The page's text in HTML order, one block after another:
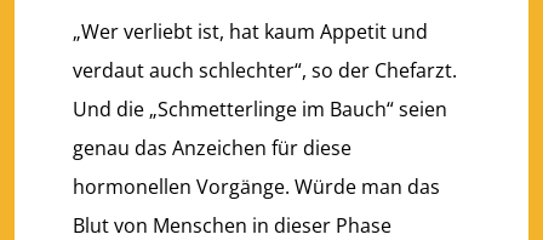
„Wer verliebt ist, hat kaum Appetit und
verdaut auch schlechter“, so der Chefarzt.
Und die „Schmetterlinge im Bauch“ seien
genau das Anzeichen für diese
hormonellen Vorgänge. Würde man das
Blut von Menschen in dieser Phase